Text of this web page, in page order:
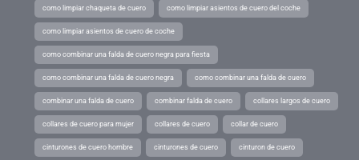
como limpiar chaqueta de cuero como limpiar asientos de cuero del coche
como limpiar asientos de cuero de coche
como combinar una falda de cuero negra para fiesta
como combinar una falda de cuero negra como combinar una falda de cuero
combinar una falda de cuero combinar falda de cuero collares largos de cuero
collares de cuero para mujer collares de cuero collar de cuero
cinturones de cuero hombre cinturones de cuero cinturon de cuero